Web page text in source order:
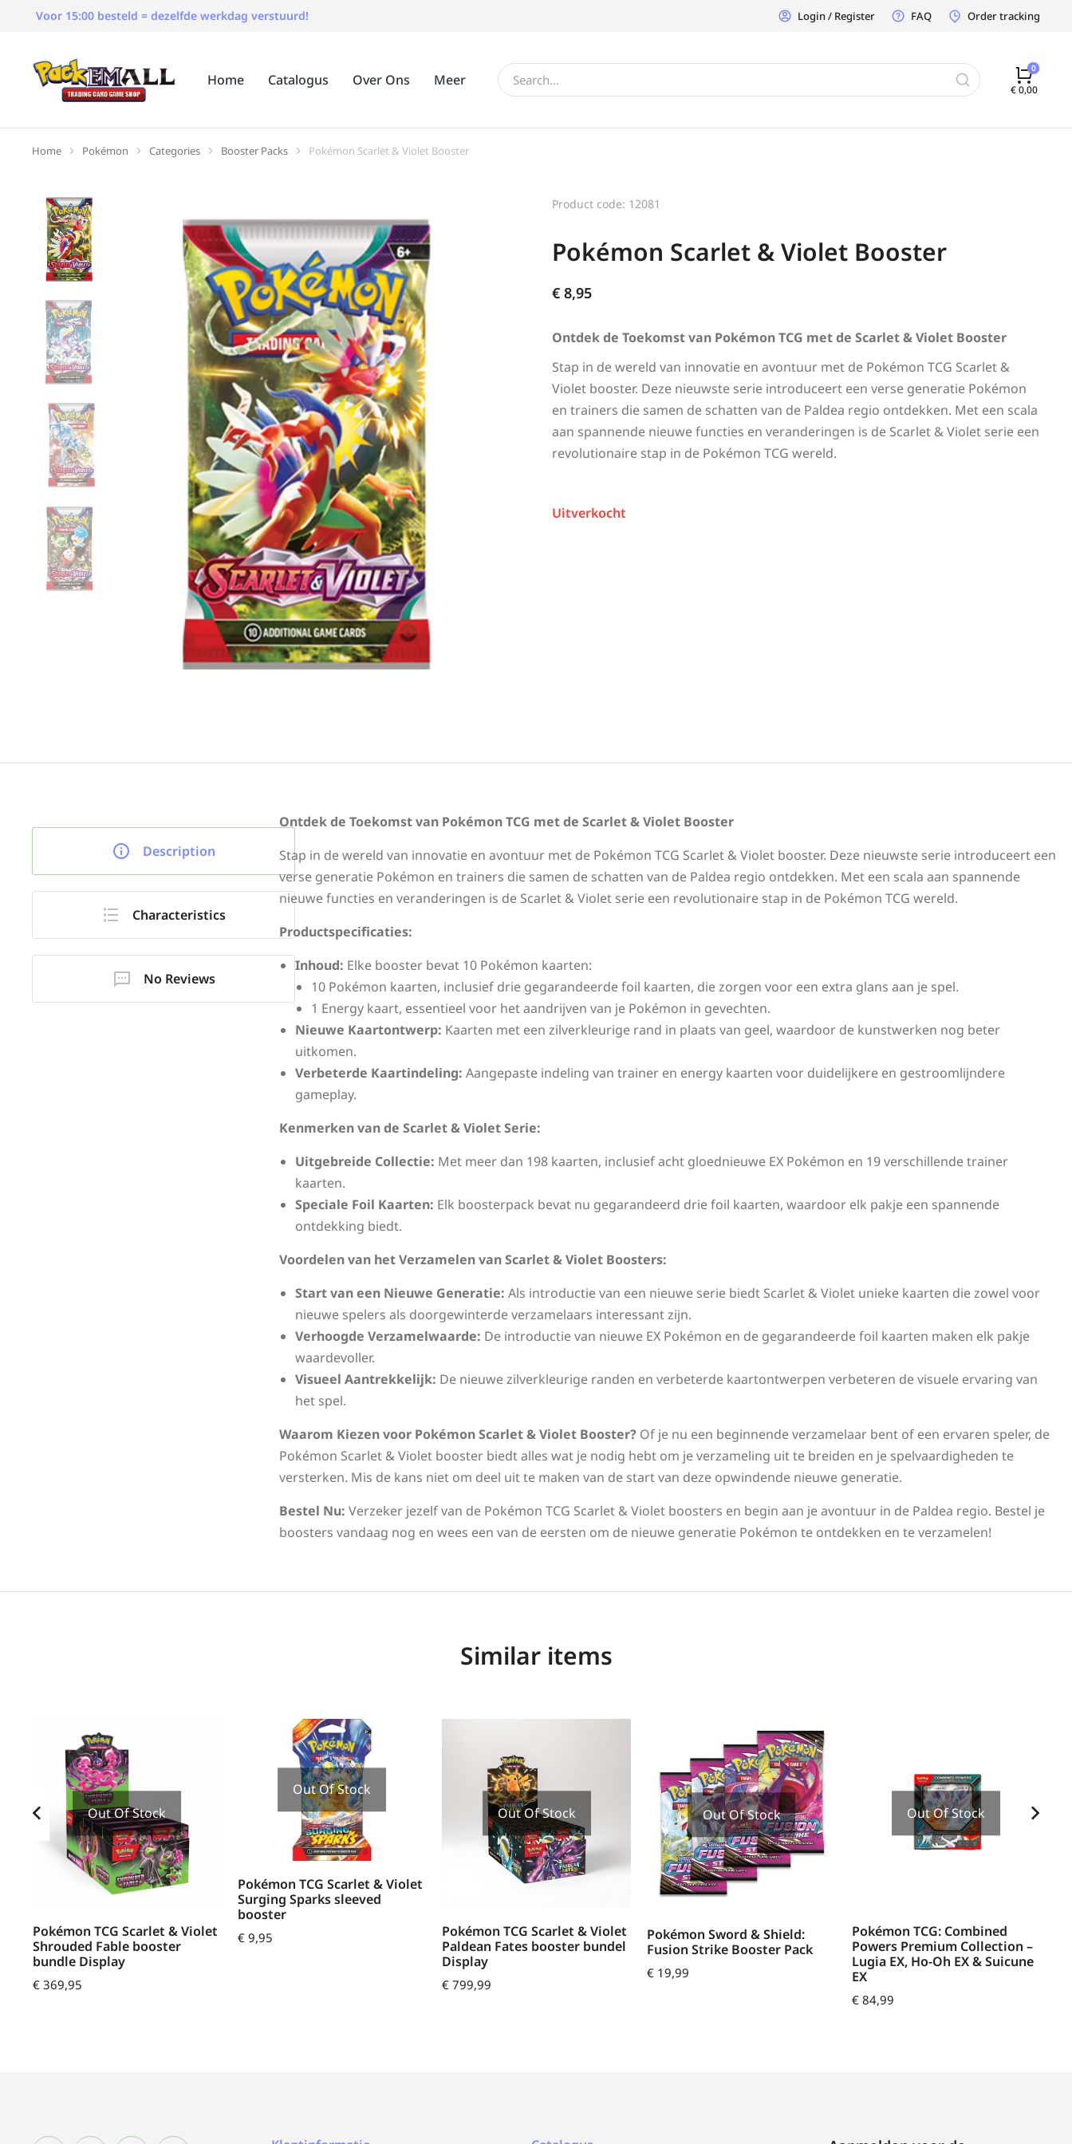
Voor 15:00 besteld = dezelfde werkdag verstuurd! Login / Register FAQ Order tracking
Home Catalogus Over Ons Meer
€0,00
Je bent hier:
Home Pokémon Categories Booster Packs Pokémon Scarlet & Violet Booster
Product code: 12081
Pokémon Scarlet & Violet Booster
€ 8,95
Ontdek de Toekomst van Pokémon TCG met de Scarlet & Violet Booster
Stap in de wereld van innovatie en avontuur met de Pokémon TCG Scarlet &
Violet booster. Deze nieuwste serie introduceert een verse generatie Pokémon
en trainers die samen de schatten van de Paldea regio ontdekken. Met een scala
aan spannende nieuwe functies en veranderingen is de Scarlet & Violet serie een
revolutionaire stap in de Pokémon TCG wereld.
Uitverkocht
Description
Characteristics
No Reviews
Ontdek de Toekomst van Pokémon TCG met de Scarlet & Violet Booster
Stap in de wereld van innovatie en avontuur met de Pokémon TCG Scarlet & Violet booster. Deze nieuwste serie introduceert een
verse generatie Pokémon en trainers die samen de schatten van de Paldea regio ontdekken. Met een scala aan spannende
nieuwe functies en veranderingen is de Scarlet & Violet serie een revolutionaire stap in de Pokémon TCG wereld.
Productspecificaties:
Inhoud: Elke booster bevat 10 Pokémon kaarten:
10 Pokémon kaarten, inclusief drie gegarandeerde foil kaarten, die zorgen voor een extra glans aan je spel.
1 Energy kaart, essentieel voor het aandrijven van je Pokémon in gevechten.
Nieuwe Kaartontwerp: Kaarten met een zilverkleurige rand in plaats van geel, waardoor de kunstwerken nog beter
uitkomen.
Verbeterde Kaartindeling: Aangepaste indeling van trainer en energy kaarten voor duidelijkere en gestroomlijndere
gameplay.
Kenmerken van de Scarlet & Violet Serie:
Uitgebreide Collectie: Met meer dan 198 kaarten, inclusief acht gloednieuwe EX Pokémon en 19 verschillende trainer
kaarten.
Speciale Foil Kaarten: Elk boosterpack bevat nu gegarandeerd drie foil kaarten, waardoor elk pakje een spannende
ontdekking biedt.
Voordelen van het Verzamelen van Scarlet & Violet Boosters:
Start van een Nieuwe Generatie: Als introductie van een nieuwe serie biedt Scarlet & Violet unieke kaarten die zowel voor
nieuwe spelers als doorgewinterde verzamelaars interessant zijn.
Verhoogde Verzamelwaarde: De introductie van nieuwe EX Pokémon en de gegarandeerde foil kaarten maken elk pakje
waardevoller.
Visueel Aantrekkelijk: De nieuwe zilverkleurige randen en verbeterde kaartontwerpen verbeteren de visuele ervaring van
het spel.
Waarom Kiezen voor Pokémon Scarlet & Violet Booster? Of je nu een beginnende verzamelaar bent of een ervaren speler, de
Pokémon Scarlet & Violet booster biedt alles wat je nodig hebt om je verzameling uit te breiden en je spelvaardigheden te
versterken. Mis de kans niet om deel uit te maken van de start van deze opwindende nieuwe generatie.
Bestel Nu: Verzeker jezelf van de Pokémon TCG Scarlet & Violet boosters en begin aan je avontuur in de Paldea regio. Bestel je
boosters vandaag nog en wees een van de eersten om de nieuwe generatie Pokémon te ontdekken en te verzamelen!
Similar items
Out Of Stock
Pokémon TCG Scarlet & Violet
Shrouded Fable booster
bundle Display
€ 369,95
Out Of Stock
Pokémon TCG Scarlet & Violet
Surging Sparks sleeved
booster
€ 9,95
Out Of Stock
Pokémon TCG Scarlet & Violet
Paldean Fates booster bundel
Display
€ 799,99
Out Of Stock
Pokémon Sword & Shield:
Fusion Strike Booster Pack
€ 19,99
Out Of Stock
Pokémon TCG: Combined
Powers Premium Collection –
Lugia EX, Ho-Oh EX & Suicune
EX
€ 84,99